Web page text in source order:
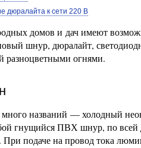
дюралайта к сети 220 В
домов и дач имеют
шнур, дюралайт,
разноцветными огнями.
много названий — холодный
гнущийся ПВХ шнур, по всей
подаче на провод тока